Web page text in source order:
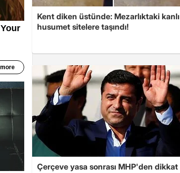
Kent diken üstünde: Mezarlıktaki kanlı
husumet sitelere taşındı!
Çerçeve yasa sonrası MHP'den dikkat